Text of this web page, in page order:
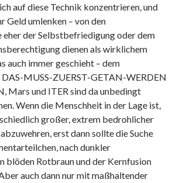
auf diese Technik konzentrieren, und
Geld umlenken – von den
eher der Selbstbefriedigung oder dem
dienen als wirklichem
auch immer geschieht – dem
MUSS-ZUERST-GETAN-WERDEN
Mars und ITER sind da unbedingt
Wenn die Menschheit in der Lage ist,
großer, extrem bedrohlicher
erst dann sollte die Suche
nach dunkler
blöden Rotbraun und der Kernfusion
auch dann nur mit maßhaltender